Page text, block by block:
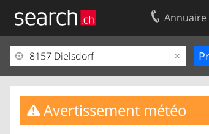
Annuaire
Avertissement météo
Votre inscription
Centre clients
Mentions Légales